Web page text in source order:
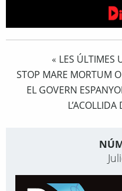
« LES ÚLTIMES
STOP MARE MORTUM
EL GOVERN